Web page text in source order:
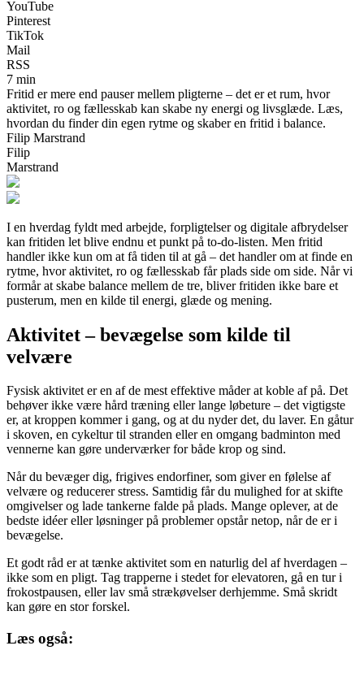
YouTube
Pinterest
TikTok
Mail
RSS
7 min
Fritid er mere end pauser mellem pligterne – det er et rum, hvor
aktivitet, ro og fællesskab kan skabe ny energi og livsglæde. Læs,
hvordan du finder din egen rytme og skaber en fritid i balance.
Filip Marstrand
Filip
Marstrand
I en hverdag fyldt med arbejde, forpligtelser og digitale afbrydelser
kan fritiden let blive endnu et punkt på to-do-listen. Men fritid
handler ikke kun om at få tiden til at gå – det handler om at finde en
rytme, hvor aktivitet, ro og fællesskab får plads side om side. Når vi
formår at skabe balance mellem de tre, bliver fritiden ikke bare et
pusterum, men en kilde til energi, glæde og mening.
Aktivitet – bevægelse som kilde til
velvære
Fysisk aktivitet er en af de mest effektive måder at koble af på. Det
behøver ikke være hård træning eller lange løbeture – det vigtigste
er, at kroppen kommer i gang, og at du nyder det, du laver. En gåtur
i skoven, en cykeltur til stranden eller en omgang badminton med
vennerne kan gøre underværker for både krop og sind.
Når du bevæger dig, frigives endorfiner, som giver en følelse af
velvære og reducerer stress. Samtidig får du mulighed for at skifte
omgivelser og lade tankerne falde på plads. Mange oplever, at de
bedste idéer eller løsninger på problemer opstår netop, når de er i
bevægelse.
Et godt råd er at tænke aktivitet som en naturlig del af hverdagen –
ikke som en pligt. Tag trapperne i stedet for elevatoren, gå en tur i
frokostpausen, eller lav små strækøvelser derhjemme. Små skridt
kan gøre en stor forskel.
Læs også: